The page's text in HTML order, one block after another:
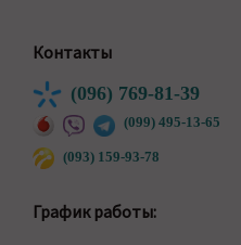
Контакты
(096) 769-81-39
(099) 495-13-65
(093) 159-93-78
График работы: